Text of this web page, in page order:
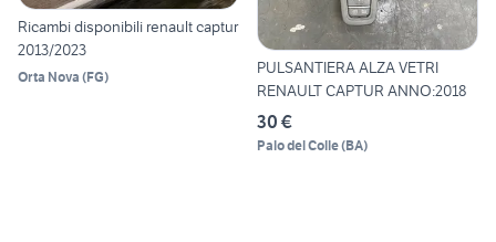
Ricambi disponibili renault captur
2013/2023
Orta Nova (FG)
PULSANTIERA ALZA VETRI
RENAULT CAPTUR ANNO:2018
30 €
Palo del Colle(BA)